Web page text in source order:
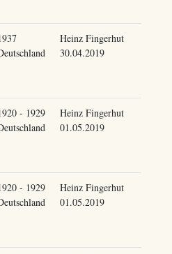
Heinz Fingerhut
30.04.2019
- 1929
Heinz Fingerhut
01.05.2019
- 1929
Heinz Fingerhut
01.05.2019